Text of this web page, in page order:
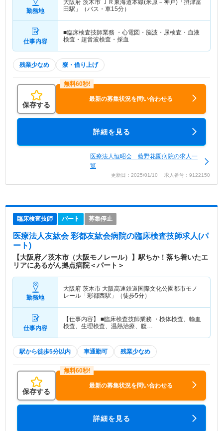
勤務地
大阪府 茨木市 ＪＲ東海道本線(米原－神戸)「摂津富
田駅」（バス・車15分）
仕事内容
■臨床検査技師業務 ・心電図・脳波・尿検査・血液
検査・超音波検査・採血
残業少なめ 寮・借り上げ
保存する
最新の募集状況を問い合わせる
詳細を見る
医療法人恒昭会 藍野花園病院の求人一
覧
更新日：2025/01/10 求人番号：9122150
臨床検査技師 パート 募集停止
医療法人友紘会 彩都友紘会病院の臨床検査技師求人(パ
ート)
【大阪府／茨木市（大阪モノレール）】駅ちか！落ち着いたエ
リアにあるがん拠点病院＜パート＞
勤務地
大阪府 茨木市 大阪高速鉄道国際文化公園都市モノ
レール「彩都西駅」（徒歩5分）
仕事内容
【仕事内容】 ■臨床検査技師業務 ・検体検査、輸血
検査、生理検査、温熱治療、腹…
駅から徒歩5分以内 車通勤可 残業少なめ
保存する
最新の募集状況を問い合わせる
詳細を見る